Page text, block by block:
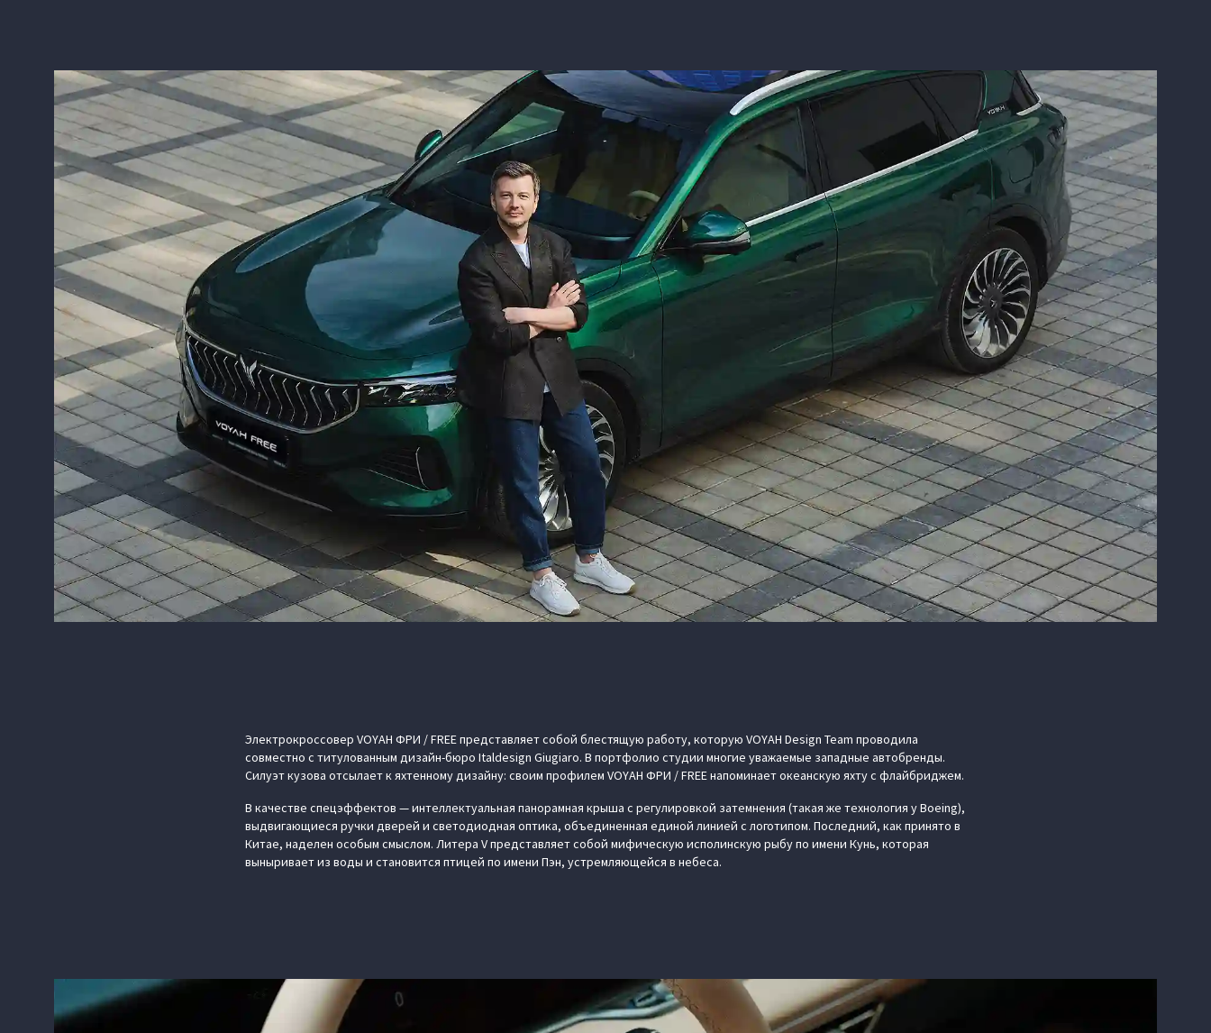
Электрокроссовер VOYAH ФРИ / FREE представляет собой блестящую работу, которую VOYAH Design Team проводила
совместно с титулованным дизайн-бюро Italdesign Giugiaro. В портфолио студии многие уважаемые западные автобренды.
Силуэт кузова отсылает к яхтенному дизайну: своим профилем VOYAH ФРИ / FREE напоминает океанскую яхту с флайбриджем.
В качестве спецэффектов — интеллектуальная панорамная крыша с регулировкой затемнения (такая же технология у Boeing),
выдвигающиеся ручки дверей и светодиодная оптика, объединенная единой линией с логотипом. Последний, как принято в
Китае, наделен особым смыслом. Литера V представляет собой мифическую исполинскую рыбу по имени Кунь, которая
выныривает из воды и становится птицей по имени Пэн, устремляющейся в небеса.